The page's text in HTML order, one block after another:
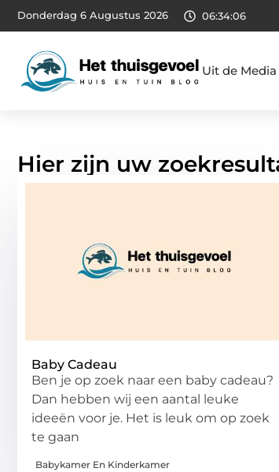
Donderdag 6 Augustus 2026 06:34:07
Uit de Media
Hier zijn uw
Baby Cadeau
Ben je op zoek naar een baby cadeau?
Dan hebben wij een aantal leuke
ideeën voor je. Het is leuk om op zoek
te gaan
Babykamer En Kinderkamer